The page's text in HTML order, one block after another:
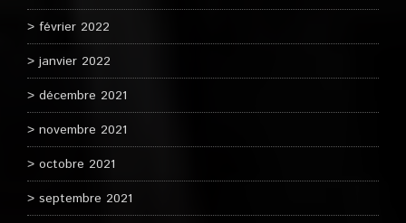
février 2022
janvier 2022
décembre 2021
novembre 2021
octobre 2021
septembre 2021